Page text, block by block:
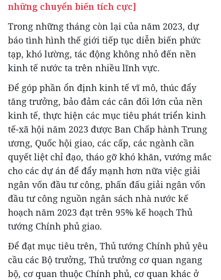
những chuyển biến tích cực]
Trong những tháng còn lại của năm 2023, dự
báo tình hình thế giới tiếp tục diễn biến phức
tạp, khó lường, tác động không nhỏ đến nền
kinh tế nước ta trên nhiều lĩnh vực.
Để góp phần ổn định kinh tế vĩ mô, thúc đẩy
tăng trưởng, bảo đảm các cân đối lớn của nền
kinh tế, thực hiện các mục tiêu phát triển kinh
tế-xã hội năm 2023 được Ban Chấp hành Trung
ương, Quốc hội giao, các cấp, các ngành cần
quyết liệt chỉ đạo, tháo gỡ khó khăn, vướng mắc
cho các dự án để đẩy mạnh hơn nữa việc giải
ngân vốn đầu tư công, phấn đấu giải ngân vốn
đầu tư công nguồn ngân sách nhà nước kế
hoạch năm 2023 đạt trên 95% kế hoạch Thủ
tướng Chính phủ giao.
Để đạt mục tiêu trên, Thủ tướng Chính phủ yêu
cầu các Bộ trưởng, Thủ trưởng cơ quan ngang
bộ, cơ quan thuộc Chính phủ, cơ quan khác ở